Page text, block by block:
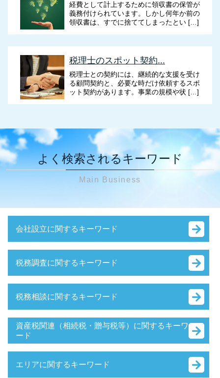
経費として計上するために領収書の保管が
義務付けられています。しかし何年か前の
領収書は、すでに捨ててしまったとい […]
税理士のスポット契約...
税理士との契約には、継続的な支援を受け
る顧問契約と、必要な時だけ依頼するスポ
ット契約があります。事業の規模や状 […]
よく検索されるキーワード
Main Business
会社設立に関するキーワード
顧問契約 法人
会社設立 流れ 個人
会社設立
銀行融資 流れ
会社設立 費用 経費
e-tax 法人設立届出
会社設立 流れ 期間
税務調査に関するキーワード
税務調査 個人事業主
税務調査 結果 通知
相続税 税務調査 準備
税理士 税務調査 準備
税務相談に関するキーワード
決算 対策
節税対策 法人設立
確定申告
資産税関連（相続税・贈与税等）に関するキーワ
ード
贈与税 財産 非課税
エリアに関するキーワード